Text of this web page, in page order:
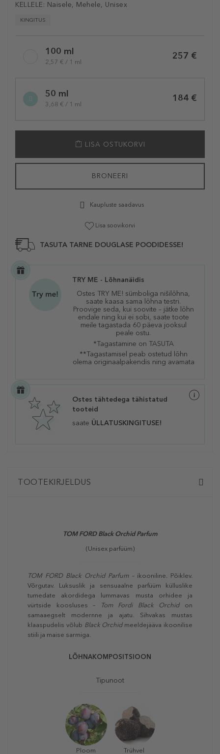
KELLELE: Naisele, Mehele, Unisex
KINGITUS
variation100 ml
2,57 € / 1 ml
257 €
50 ml
3,68 € / 1 ml
184 €
LISA OSTUKORVI
BRONEERI
Kaupluste saadavus
Lisa soovikorvi
TASUTA TARNE DOUGLASE POODIDESSE!
TRY ME - Lõhnanäidis
Ostes TRY ME! sümboliga nišilõhna,
saate kaasa sama lõhna testri.
Proovige seda, kui soovite – jätke lõhn
endale ning kui ei sobi, saate toote
meile tagastada 60 päeva jooksul
peale ostu.
*Tagastamine on TASUTA
**Tagastamisel peab ostetud lõhn
olema originaalpakendis ning avamata
Ostes tähtedega tähistatud
tooteid
saate ÜLLATUSKINGITUSE!
TOOTEKIRJELDUS
TOM FORD Black Orchid Parfum
(Unisex parfüüm)
TOM FORD Black Orchid Parfum –ikooniline. Põiklev.
Võrgutav. Luksuslik ja sensuaalne parfüüm külluslike
tumedate akordidega lummavas musta orhidee ja
vürtside koosluses –
Tom Fordi Black Orchidon
samaaegselt modernne ja ajatu. Sihvakas mustas
klaaspudelis võlub Black Orchidmeeldejääva ikoonilise
stiili ja maise sarmiga.
LÕHNAKOMPOSITSIOON
Tipunoot
Ploom Trühvel